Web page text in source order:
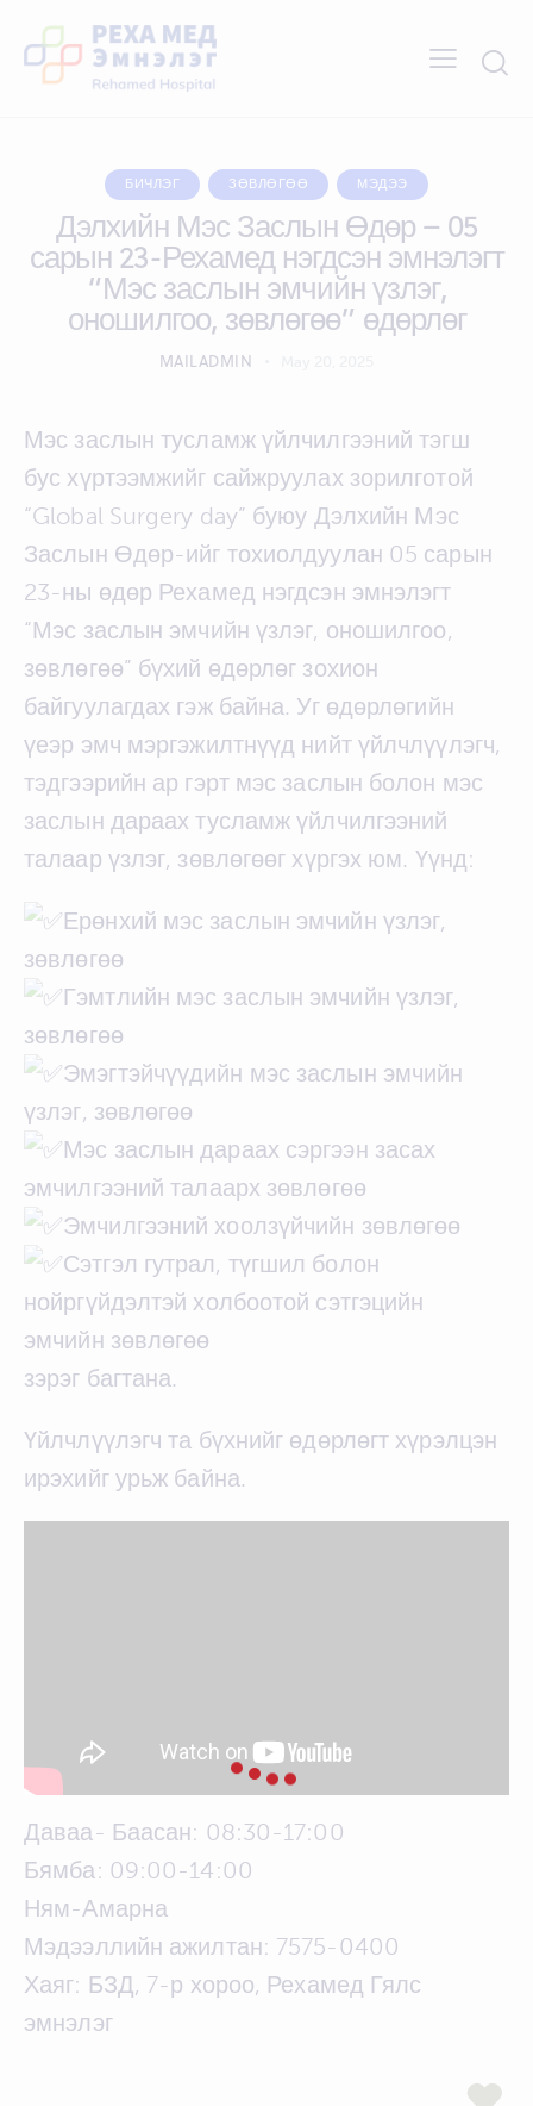
БИЧЛЭГ ЗӨВЛӨГӨӨ МЭДЭЭ
Дэлхийн Мэс Заслын Өдөр – 05
сарын 23-Рехамед нэгдсэн эмнэлэгт
“Мэс заслын эмчийн үзлэг,
оношилгоо, зөвлөгөө” өдөрлөг
MAILADMIN
Мэс заслын тусламж үйлчилгээний тэгш
бус хүртээмжийг сайжруулах зорилготой
“Global Surgery day” буюу Дэлхийн Мэс
Заслын Өдөр-ийг тохиолдуулан 05 сарын
23-ны өдөр Рехамед нэгдсэн эмнэлэгт
“Мэс заслын эмчийн үзлэг, оношилгоо,
зөвлөгөө” бүхий өдөрлөг зохион
байгуулагдах гэж байна. Уг өдөрлөгийн
үеэр эмч мэргэжилтнүүд нийт үйлчлүүлэгч,
тэдгээрийн ар гэрт мэс заслын болон мэс
заслын дараах тусламж үйлчилгээний
талаар үзлэг, зөвлөгөөг хүргэх юм. Үүнд:
Ерөнхий мэс заслын эмчийн үзлэг,
зөвлөгөө
Гэмтлийн мэс заслын эмчийн үзлэг,
зөвлөгөө
Эмэгтэйчүүдийн мэс заслын эмчийн
үзлэг, зөвлөгөө
Мэс заслын дараах сэргээн засах
эмчилгээний талаарх зөвлөгөө
Эмчилгээний хоолзүйчийн зөвлөгөө
Сэтгэл гутрал, түгшил болон
нойргүйдэлтэй холбоотой сэтгэцийн
эмчийн зөвлөгөө
зэрэг багтана.
Үйлчлүүлэгч та бүхнийг өдөрлөгт хүрэлцэн
ирэхийг урьж байна.
Даваа- Баасан: 08:30-17:00
Бямба: 09:00-14:00
Ням-Амарна
Мэдээллийн ажилтан: 7575-0400
Хаяг: БЗД, 7-р хороо, Рехамед Гялс
эмнэлэг